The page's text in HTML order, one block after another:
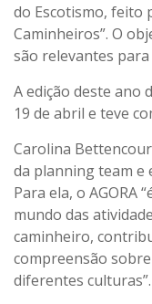
do Escotismo, feito
Caminheiros”. O
são relevantes
A edição deste ano
19 de abril e teve
Carolina
da planning team e
Para ela, o AGORA
mundo das
caminheiro,
compreensão
diferentes culturas”.